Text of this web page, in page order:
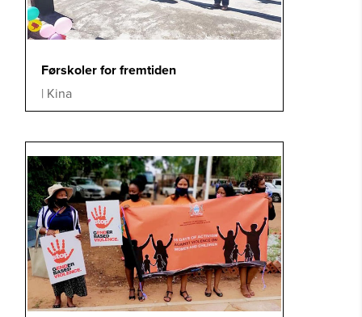
Førskoler for fremtiden
| Kina